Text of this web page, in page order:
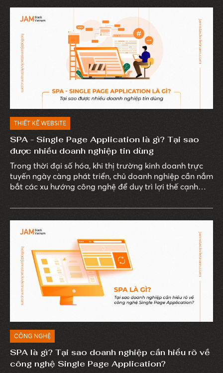
doanh nghiệp, không chỉ cải thiện hiệu quả vận hành
mà còn tối ưu hóa trải nghiệm khách hàng, góp phần
nâng cao khả năng cạnh tranh của doanh nghiệp.
THIẾT KẾ WEBSITE
SPA - Single Page Application là gì? Tại sao
được nhiều doanh nghiệp tin dùng
Trong thời đại số hóa, khi thị trường kinh doanh trực
tuyến ngày càng phát triển, chủ doanh nghiệp cần nắm
bắt các xu hướng công nghệ để duy trì lợi thế cạnh
CÔNG NGHỆ
SPA là gì? Tại sao doanh nghiệp cần hiểu rõ về
công nghệ Single Page Application?